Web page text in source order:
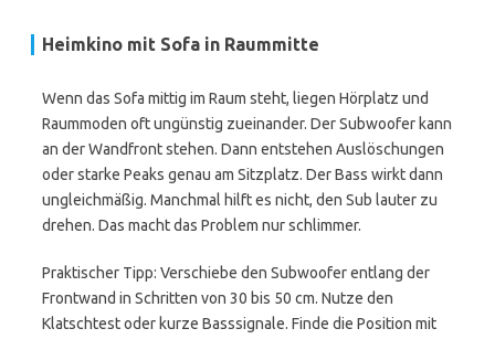
Heimkino mit Sofa in Raummitte
Wenn das Sofa mittig im Raum steht, liegen Hörplatz und
Raummoden oft ungünstig zueinander. Der Subwoofer kann
an der Wandfront stehen. Dann entstehen Auslöschungen
oder starke Peaks genau am Sitzplatz. Der Bass wirkt dann
ungleichmäßig. Manchmal hilft es nicht, den Sub lauter zu
drehen. Das macht das Problem nur schlimmer.
Praktischer Tipp: Verschiebe den Subwoofer entlang der
Frontwand in Schritten von 30 bis 50 cm. Nutze den
Klatschtest oder kurze Basssignale. Finde die Position mit